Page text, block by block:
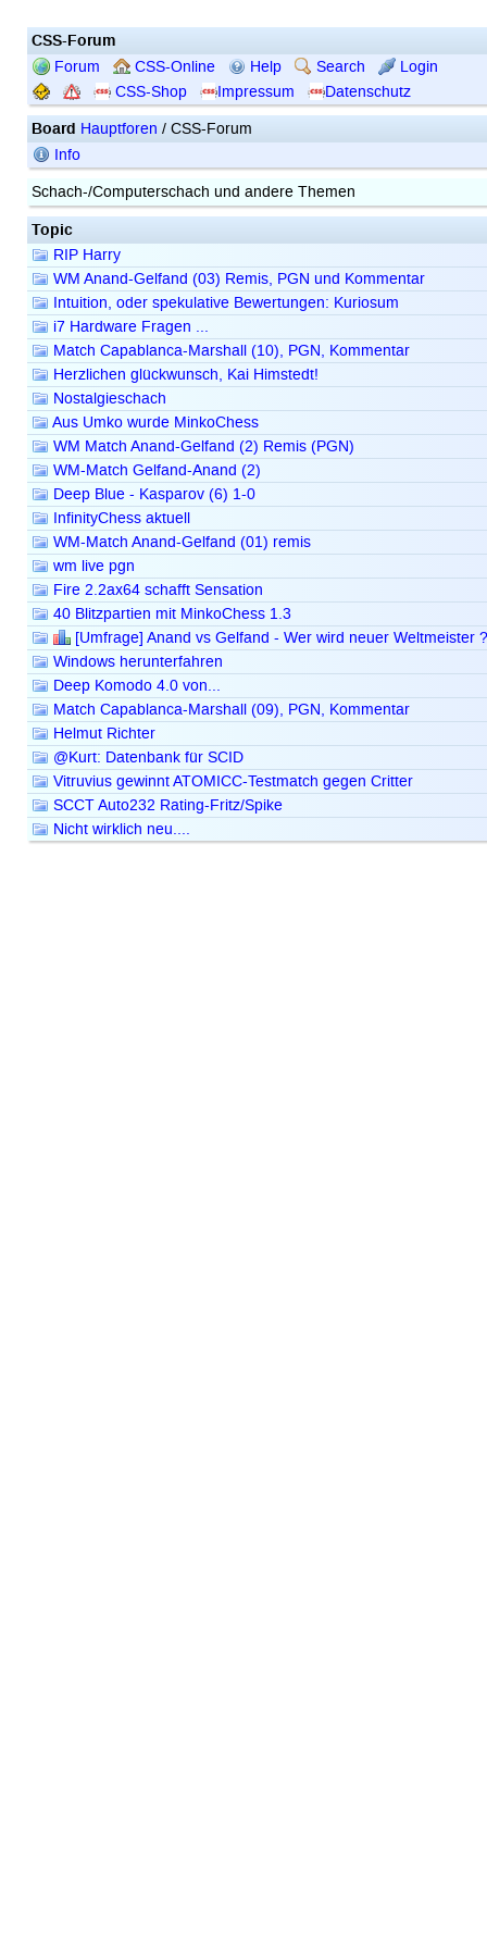
CSS-Forum
Forum CSS-Online Help Search
Login
CSS-Shop
Impressum Datenschutz
Board Hauptforen / CSS-Forum
Info
Schach-/Computerschach und andere Themen
Topic
RIP Harry
WM Anand-Gelfand (03) Remis, PGN und Kommentar
Intuition, oder spekulative Bewertungen: Kuriosum
i7 Hardware Fragen ...
Match Capablanca-Marshall (10), PGN, Kommentar
Herzlichen glückwunsch, Kai Himstedt!
Nostalgieschach
Aus Umko wurde MinkoChess
WM Match Anand-Gelfand (2) Remis (PGN)
WM-Match Gelfand-Anand (2)
Deep Blue - Kasparov (6) 1-0
InfinityChess aktuell
WM-Match Anand-Gelfand (01) remis
wm live pgn
Fire 2.2ax64 schafft Sensation
40 Blitzpartien mit MinkoChess 1.3
[Umfrage] Anand vs Gelfand - Wer wird neuer Weltmeister ?
Windows herunterfahren
Deep Komodo 4.0 von...
Match Capablanca-Marshall (09), PGN, Kommentar
Helmut Richter
@Kurt: Datenbank für SCID
Vitruvius gewinnt ATOMICC-Testmatch gegen Critter
SCCT Auto232 Rating-Fritz/Spike
Nicht wirklich neu....